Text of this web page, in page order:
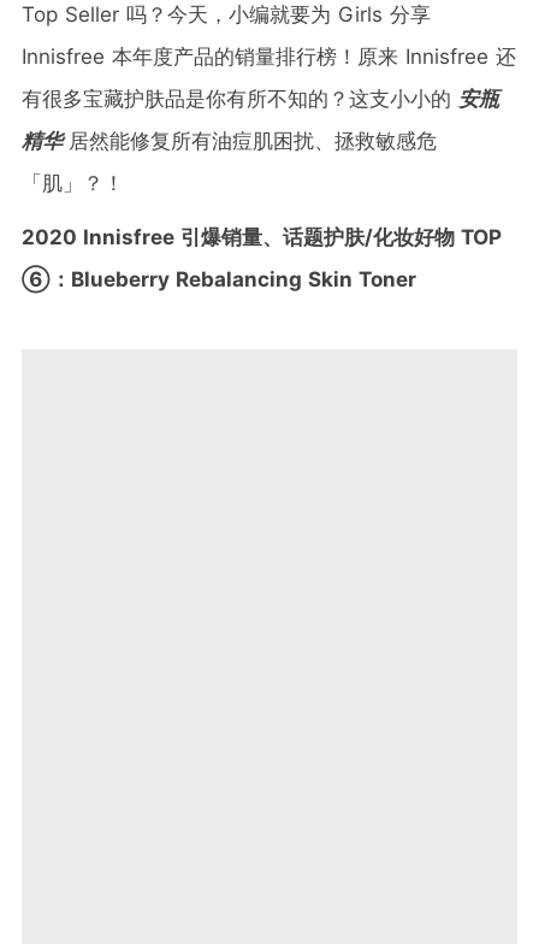
Top Seller 吗？今天，小编就要为 Girls 分享
Innisfree 本年度产品的销量排行榜！原来 Innisfree 还
有很多宝藏护肤品是你有所不知的？这支小小的 安瓶
精华 居然能修复所有油痘肌困扰、拯救敏感危
「肌」？！
2020 Innisfree 引爆销量、话题护肤/化妆好物 TOP
⑥：Blueberry Rebalancing Skin Toner